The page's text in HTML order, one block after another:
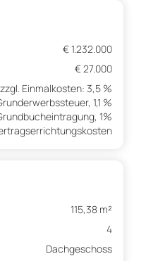
€ 1.232.000
€ 27.000
zzgl. Einmalkosten: 3,5 %
1,1 %
1%
115,38 m²
4
Dachgeschoss